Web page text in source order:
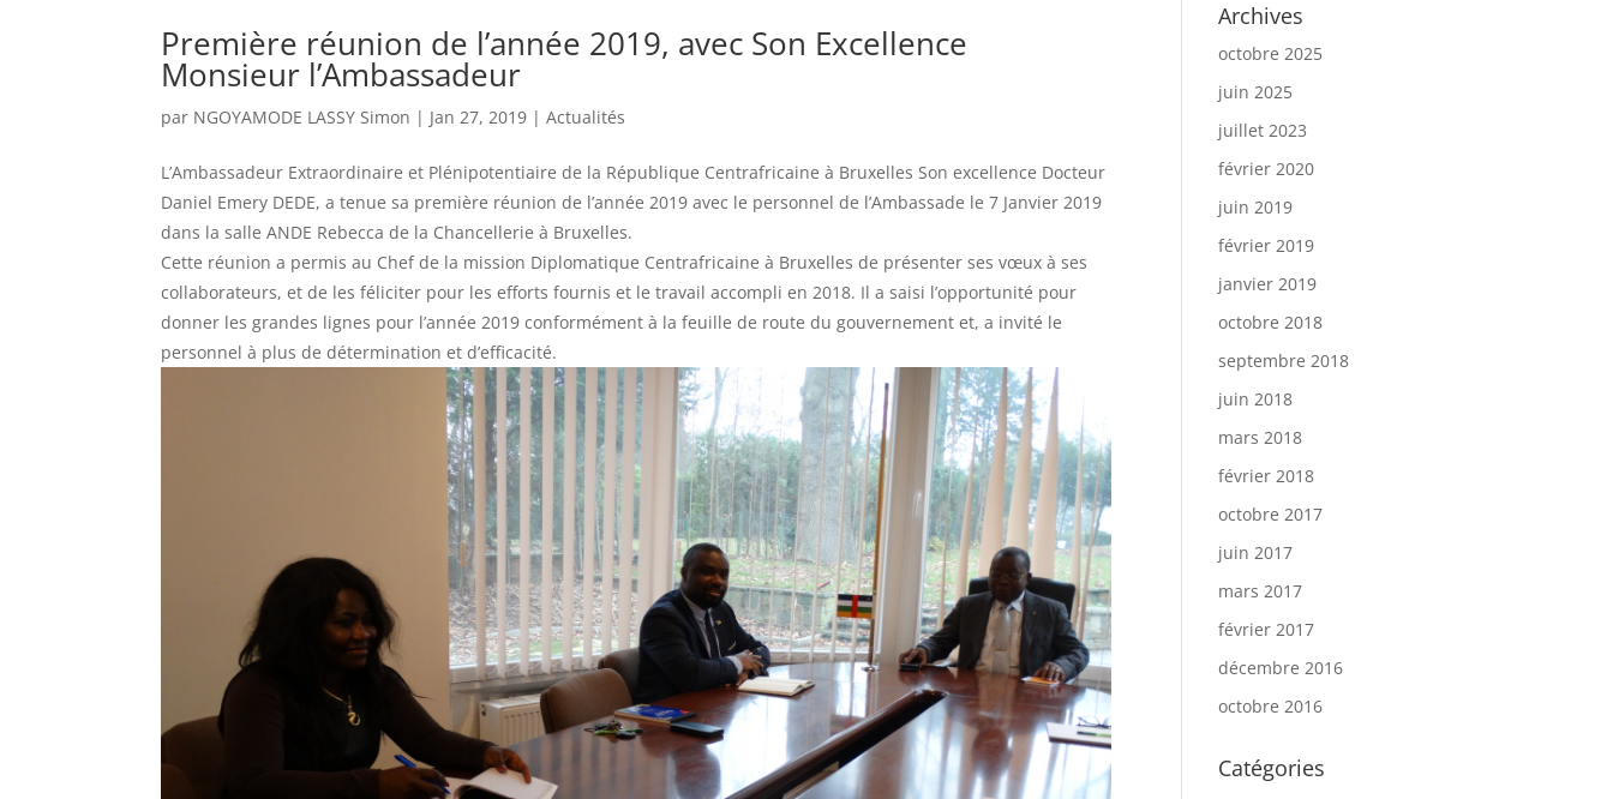
Première réunion de l’année 2019, avec Son Excellence
Monsieur l’Ambassadeur
par NGOYAMODE LASSY Simon | Jan 27, 2019 |Actualités
L’Ambassadeur Extraordinaire et Plénipotentiaire de la République Centrafricaine à Bruxelles Son excellence Docteur
Daniel Emery DEDE, a tenue sa première réunion de l’année 2019 avec le personnel de l’Ambassade le 7 Janvier 2019
dans la salle ANDE Rebecca de la Chancellerie à Bruxelles.
Cette réunion a permis au Chef de la mission Diplomatique Centrafricaine à Bruxelles de présenter ses vœux à ses
collaborateurs, et de les féliciter pour les efforts fournis et le travail accompli en 2018. Il a saisi l’opportunité pour
donner les grandes lignes pour l’année 2019 conformément à la feuille de route du gouvernement et, a invité le
personnel à plus de détermination et d’efficacité.
Archives
octobre 2025
juin 2025
juillet 2023
février 2020
juin 2019
février 2019
janvier 2019
octobre 2018
septembre 2018
juin 2018
mars 2018
février 2018
octobre 2017
juin 2017
mars 2017
février 2017
décembre 2016
octobre 2016
Catégories